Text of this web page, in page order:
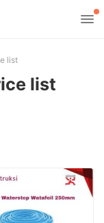
list
list